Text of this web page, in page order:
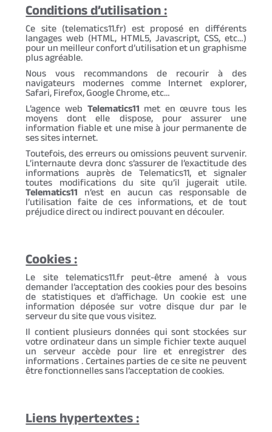
Conditions d’utilisation :
Ce site (telematics11.fr) est proposé en différents
langages web (HTML, HTML5, Javascript, CSS, etc…)
pour un meilleur confort d’utilisation et un graphisme
plus agréable.
Nous vous recommandons de recourir à des
navigateurs modernes comme Internet explorer,
Safari, Firefox, Google Chrome, etc…
L’agence web Telematics11 met en œuvre tous les
moyens dont elle dispose, pour assurer une
information fiable et une mise à jour permanente de
ses sites internet.
Toutefois, des erreurs ou omissions peuvent survenir.
L’internaute devra donc s’assurer de l’exactitude des
informations auprès de Telematics11, et signaler
toutes modifications du site qu’il jugerait utile.
Telematics11 n’est en aucun cas responsable de
l’utilisation faite de ces informations, et de tout
préjudice direct ou indirect pouvant en découler.
Cookies :
Le site telematics11.fr peut-être amené à vous
demander l’acceptation des cookies pour des besoins
de statistiques et d’affichage. Un cookie est une
information déposée sur votre disque dur par le
serveur du site que vous visitez.
Il contient plusieurs données qui sont stockées sur
votre ordinateur dans un simple fichier texte auquel
un serveur accède pour lire et enregistrer des
informations . Certaines parties de ce site ne peuvent
être fonctionnelles sans l’acceptation de cookies.
Liens hypertextes :